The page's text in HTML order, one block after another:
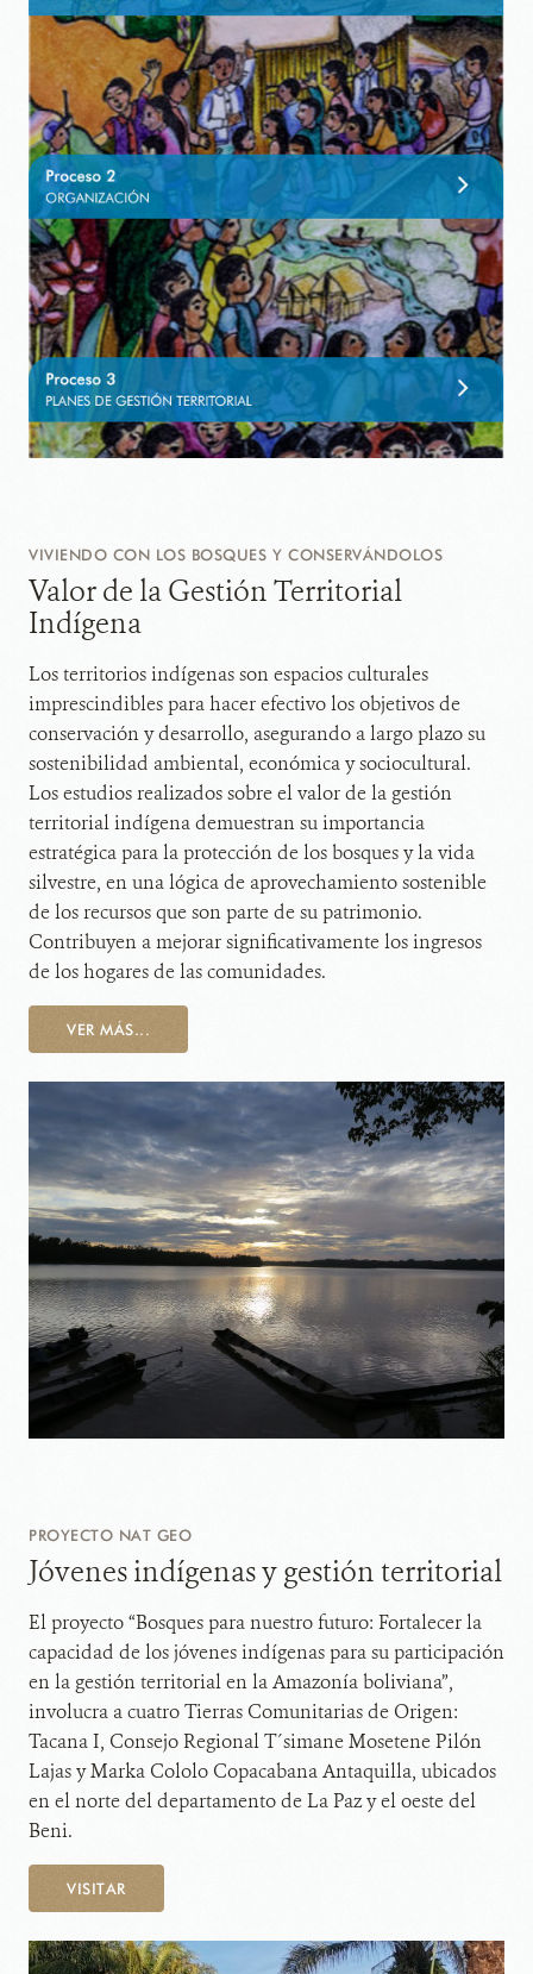
VIVIENDO CON LOS BOSQUES Y CONSERVÁNDOLOS
Valor de la Gestión Territorial
Indígena
Los territorios indígenas son espacios culturales
imprescindibles para hacer efectivo los objetivos de
conservación y desarrollo, asegurando a largo plazo su
sostenibilidad ambiental, económica y sociocultural.
Los estudios realizados sobre el valor de la gestión
territorial indígena demuestran su importancia
estratégica para la protección de los bosques y la vida
silvestre, en una lógica de aprovechamiento sostenible
de los recursos que son parte de su patrimonio.
Contribuyen a mejorar significativamente los ingresos
de los hogares de las comunidades.
VER MÁS...
PROYECTO NAT GEO
Jóvenes indígenas y gestión territorial
El proyecto “Bosques para nuestro futuro: Fortalecer la
capacidad de los jóvenes indígenas para su participación
en la gestión territorial en la Amazonía boliviana”,
involucra a cuatro Tierras Comunitarias de Origen:
Tacana I, Consejo Regional T´simane Mosetene Pilón
Lajas y Marka Cololo Copacabana Antaquilla, ubicados
en el norte del departamento de La Paz y el oeste del
Beni.
VISITAR